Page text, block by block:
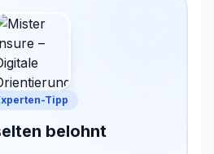
Tipp
belohnt